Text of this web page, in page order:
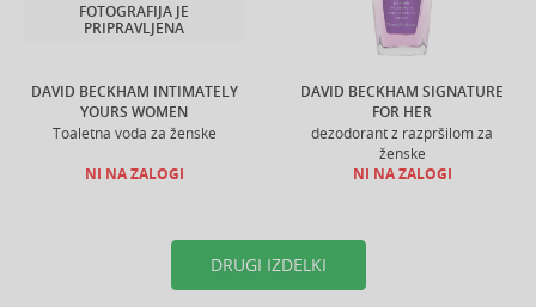
DAVID BECKHAM INTIMATELY
YOURS WOMEN
Toaletna voda za ženske
FOTOGRAFIJA JE
PRIPRAVLJENA
NI NA ZALOGI
DAVID BECKHAM SIGNATURE
FOR HER
dezodorant z razpršilom za
ženske
NI NA ZALOGI
DRUGI IZDELKI